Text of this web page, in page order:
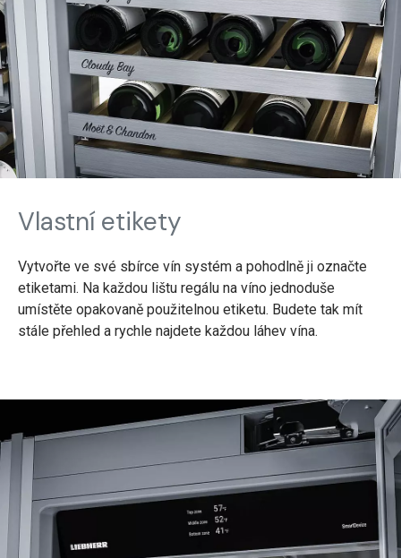
Vlastní etikety
Vytvořte ve své sbírce vín systém a pohodlně ji označte
etiketami. Na každou lištu regálu na víno jednoduše
umístěte opakovaně použitelnou etiketu. Budete tak mít
stále přehled a rychle najdete každou láhev vína.